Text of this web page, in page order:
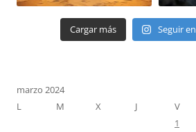
Cargar más Seguir
marzo 2024
L
M X J V
1